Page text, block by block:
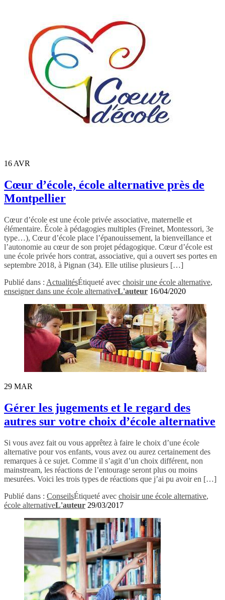
16 AVR
Cœur d’école, école alternative près de
Montpellier
Cœur d’école est une école privée associative, maternelle et
élémentaire. École à pédagogies multiples (Freinet, Montessori, 3e
type…), Cœur d’école place l’épanouissement, la bienveillance et
l’autonomie au cœur de son projet pédagogique. Cœur d’école est
une école privée hors contrat, associative, qui a ouvert ses portes en
septembre 2018, à Pignan (34). Elle utilise plusieurs […]
Publié dans : ActualitésÉtiqueté avec choisir une école alternative,
enseigner dans une école alternativeL'auteur 16/04/2020
29 MAR
Gérer les jugements et le regard des
autres sur votre choix d’école alternative
Si vous avez fait ou vous apprêtez à faire le choix d’une école
alternative pour vos enfants, vous avez ou aurez certainement des
remarques à ce sujet. Comme il s’agit d’un choix différent, non
mainstream, les réactions de l’entourage seront plus ou moins
mesurées. Voici les trois types de réactions que j’ai pu avoir en […]
Publié dans : ConseilsÉtiqueté avec choisir une école alternative,
école alternativeL'auteur 29/03/2017